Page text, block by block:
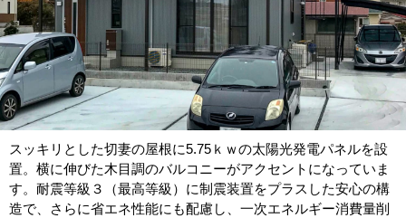
スッキリとした切妻の屋根に5.75ｋｗの太陽光発電パネルを設
置。横に伸びた木目調のバルコニーがアクセントになっていま
す。耐震等級３（最高等級）に制震装置をプラスした安心の構
造で、さらに省エネ性能にも配慮し、一次エネルギー消費量削